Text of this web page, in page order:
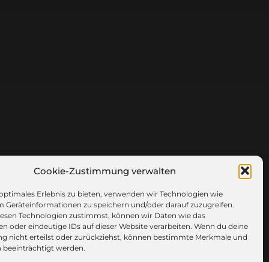
Cookie-Zustimmung verwalten
Erlebnis zu bieten, verwenden wir Technologien wie
Geräteinformationen zu speichern und/oder darauf zuzugreifen.
Technologien zustimmst, können wir Daten wie das
oder eindeutige IDs auf dieser Website verarbeiten. Wenn du deine
nicht erteilst oder zurückziehst, können bestimmte Merkmale und
beeinträchtigt werden.